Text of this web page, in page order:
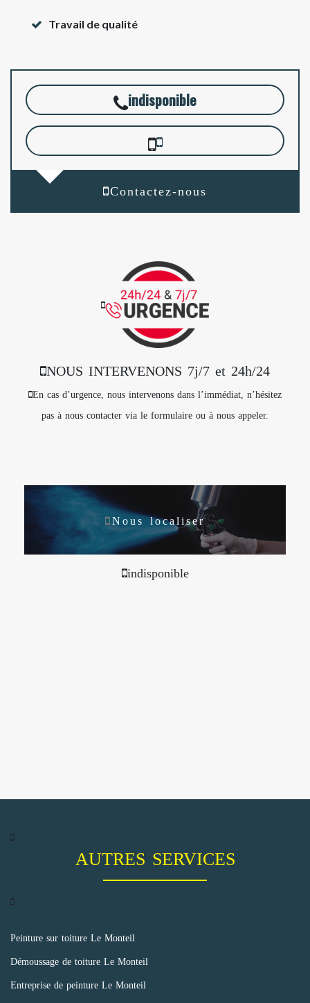
Travail de qualité
indisponible
Contactez-nous
NOUS INTERVENONS 7j/7 et 24h/24
En cas d’urgence, nous intervenons dans l’immédiat, n’hésitez
pas à nous contacter via le formulaire ou à nous appeler.
Nous localiser
indisponible
AUTRES SERVICES
Peinture sur toiture Le Monteil
Démoussage de toiture Le Monteil
Entreprise de peinture Le Monteil